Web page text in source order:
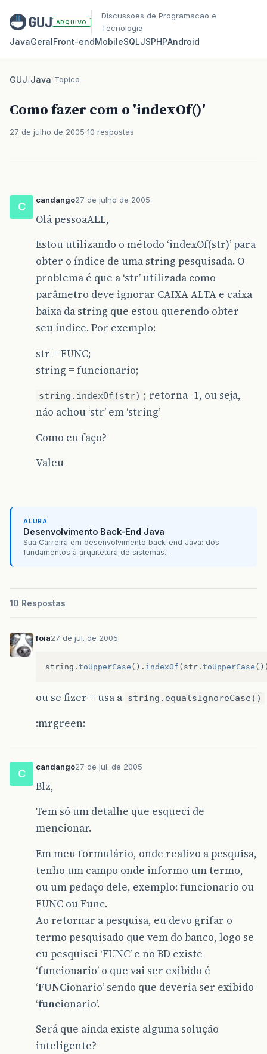
ARQUIVO
Discussoes de Programacao e
Tecnologia
JavaGeralFront‑endMobileSQLJSPHPAndroid
GUJ/Java/Topico
Como fazer com o 'indexOf()'
27 de julho de 2005 10 respostas
C
candango27 de julho de 2005
Olá pessoaALL,
Estou utilizando o método ‘indexOf(str)’ para
obter o índice de uma string pesquisada. O
problema é que a ‘str’ utilizada como
parâmetro deve ignorar CAIXA ALTA e caixa
baixa da string que estou querendo obter
seu índice. Por exemplo:
str = FUNC;
string = funcionario;
string.indexOf(str) ; retorna -1, ou seja,
não achou ‘str’ em ‘string’
Como eu faço?
Valeu
ALURA
Desenvolvimento Back-End Java
Sua Carreira em desenvolvimento back-end Java: dos
fundamentos à arquitetura de sistemas...
10 Respostas
foia27 de jul. de 2005
string . toUpperCase (). indexOf ( str . toUpperCase
ou se fizer = usa a string.equalsIgnoreCase()
:mrgreen:
C
candango27 de jul. de 2005
Blz,
Tem só um detalhe que esqueci de
mencionar.
Em meu formulário, onde realizo a pesquisa,
tenho um campo onde informo um termo,
ou um pedaço dele, exemplo: funcionario ou
FUNC ou Func.
Ao retornar a pesquisa, eu devo grifar o
termo pesquisado que vem do banco, logo se
eu pesquisei ‘FUNC’ e no BD existe
‘funcionario’ o que vai ser exibido é
‘FUNCionario’ sendo que deveria ser exibido
‘funcionario’.
Será que ainda existe alguma solução
inteligente?